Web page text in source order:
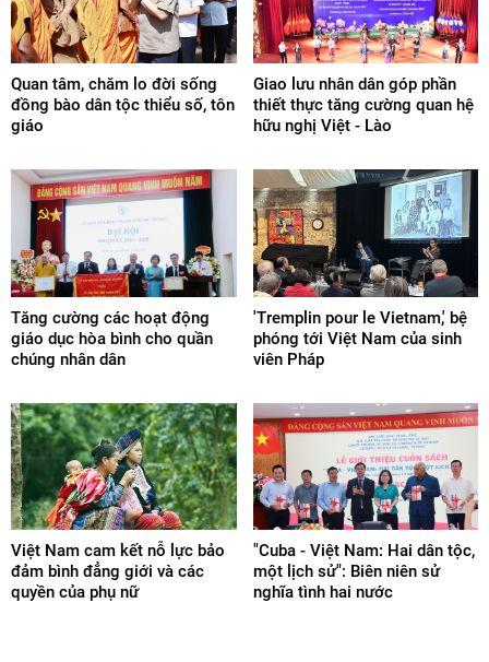
Quan tâm, chăm lo đời sống
đồng bào dân tộc thiểu số, tôn
giáo
Giao lưu nhân dân góp phần
thiết thực tăng cường quan hệ
hữu nghị Việt - Lào
Tăng cường các hoạt động
giáo dục hòa bình cho quần
chúng nhân dân
'Tremplin pour le Vietnam,' bệ
phóng tới Việt Nam của sinh
viên Pháp
Việt Nam cam kết nỗ lực bảo
đảm bình đẳng giới và các
quyền của phụ nữ
"Cuba - Việt Nam: Hai dân tộc,
một lịch sử": Biên niên sử
nghĩa tình hai nước